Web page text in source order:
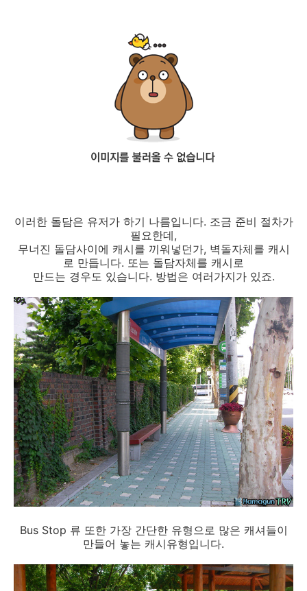
이러한 돌담은 유저가 하기 나름입니다. 조금 준비 절차가
필요한데,
무너진 돌담사이에 캐시를 끼워넣던가, 벽돌자체를 캐시
로 만듭니다. 또는 돌담자체를 캐시로
만드는 경우도 있습니다. 방법은 여러가지가 있죠.
Bus Stop 류 또한 가장 간단한 유형으로 많은 캐셔들이
만들어 놓는 캐시유형입니다.